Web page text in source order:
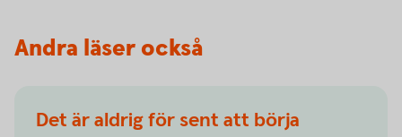
Andra läser också
Det är aldrig för sent att börja